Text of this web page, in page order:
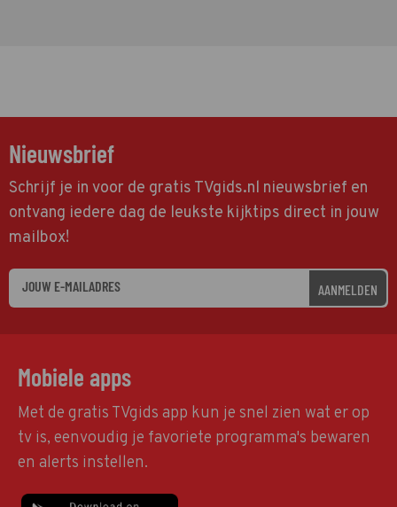
Nieuwsbrief
Schrijf je in voor de gratis TVgids.nl nieuwsbrief en
ontvang iedere dag de leukste kijktips direct in jouw
mailbox!
AANMELDEN
Mobiele apps
Met de gratis TVgids app kun je snel zien wat er op
tv is, eenvoudig je favoriete programma's bewaren
en alerts instellen.